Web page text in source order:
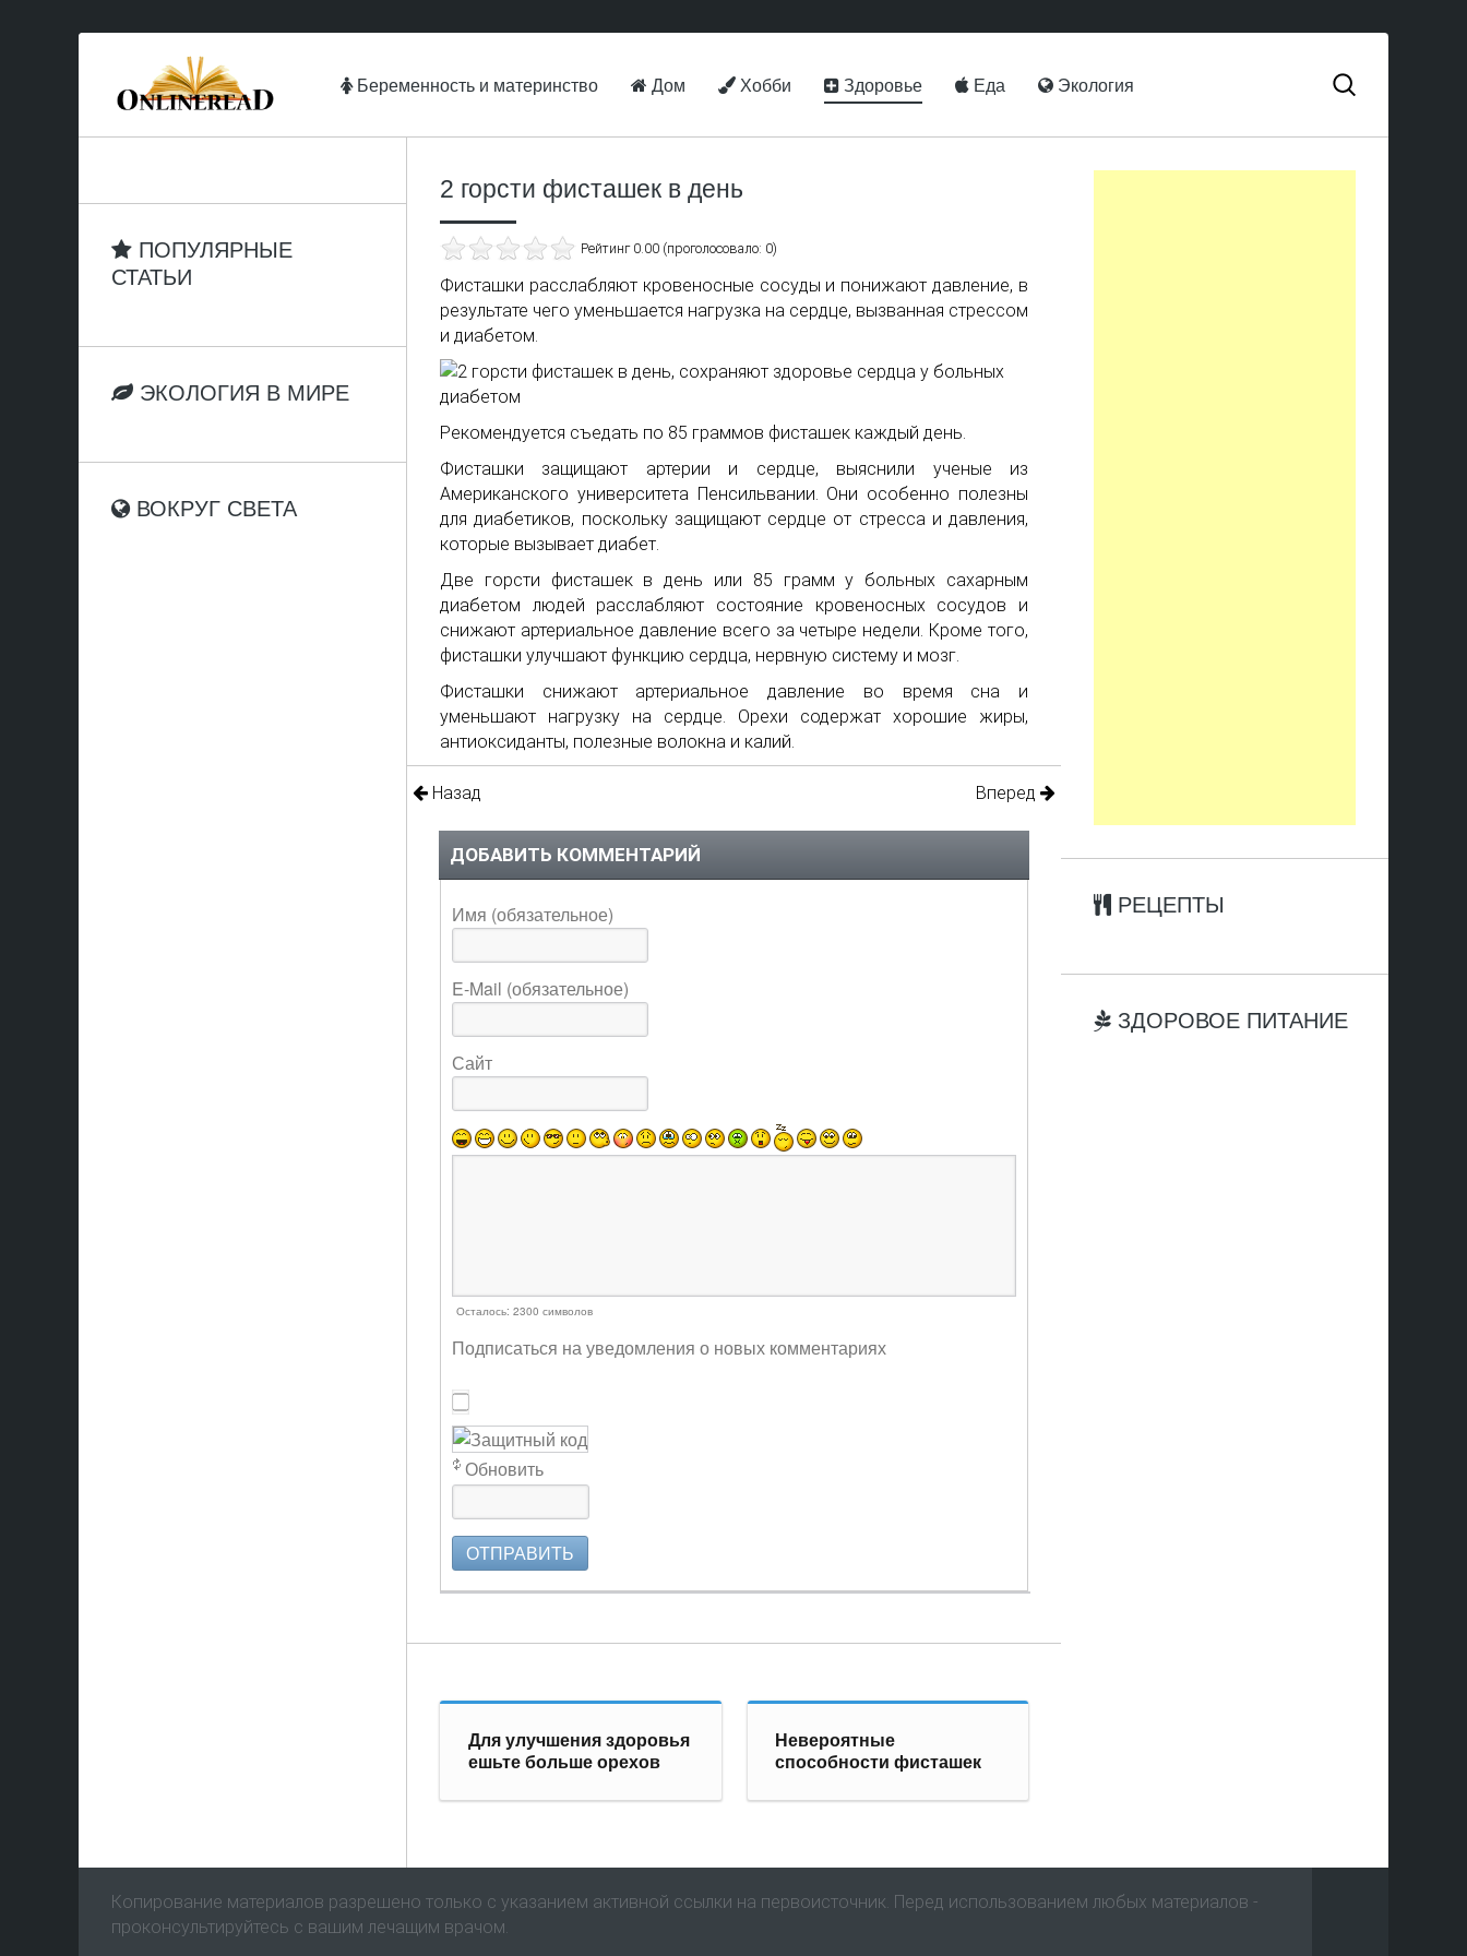
Беременность и материнство Дом Хобби Здоровье Еда Экология
2 горсти фисташек в день
Рейтинг 0.00 (проголосовало: 0)
Фисташки расслабляют кровеносные сосуды и понижают давление, в
результате чего уменьшается нагрузка на сердце, вызванная стрессом
и диабетом.
Рекомендуется съедать по 85 граммов фисташек каждый день.
Фисташки защищают артерии и сердце, выяснили ученые из
Американского университета Пенсильвании. Они особенно полезны
для диабетиков, поскольку защищают сердце от стресса и давления,
которые вызывает диабет.
Две горсти фисташек в день или 85 грамм у больных сахарным
диабетом людей расслабляют состояние кровеносных сосудов и
снижают артериальное давление всего за четыре недели. Кроме того,
фисташки улучшают функцию сердца, нервную систему и мозг.
Фисташки снижают артериальное давление во время сна и
уменьшают нагрузку на сердце. Орехи содержат хорошие жиры,
антиоксиданты, полезные волокна и калий.
Назад Вперед
ДОБАВИТЬ КОММЕНТАРИЙ
Имя (обязательное)
E-Mail (обязательное)
Сайт
Осталось: 2300 символов
Подписаться на уведомления о новых комментариях
Обновить
ОТПРАВИТЬ
Для улучшения здоровья
ешьте больше орехов
Невероятные
способности фисташек
РЕЦЕПТЫ
ЗДОРОВОЕ ПИТАНИЕ
ПОПУЛЯРНЫЕ
СТАТЬИ
ЭКОЛОГИЯ В МИРЕ
ВОКРУГ СВЕТА
Копирование материалов разрешено только с указанием активной ссылки на первоисточник. Перед использованием любых материалов -
проконсультируйтесь с вашим лечащим врачом.